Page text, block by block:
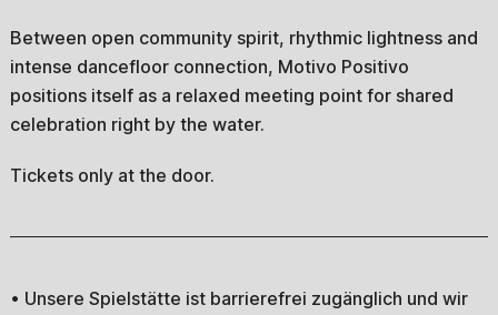
Between open community spirit, rhythmic lightness and
intense dancefloor connection, Motivo Positivo
positions itself as a relaxed meeting point for shared
celebration right by the water.
Tickets only at the door.
• Unsere Spielstätte ist barrierefrei zugänglich und wir